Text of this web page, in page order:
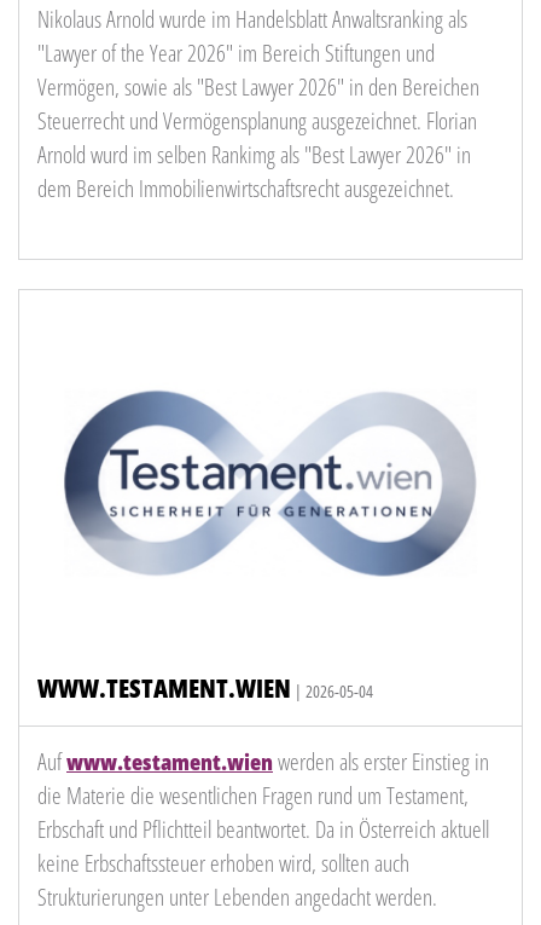
Nikolaus Arnold wurde im Handelsblatt Anwaltsranking als
"Lawyer of the Year 2026" im Bereich Stiftungen und
Vermögen, sowie als "Best Lawyer 2026" in den Bereichen
Steuerrecht und Vermögensplanung ausgezeichnet. Florian
Arnold wurd im selben Rankimg als "Best Lawyer 2026" in
dem Bereich Immobilienwirtschaftsrecht ausgezeichnet.
WWW.TESTAMENT.WIEN | 2026-05-04
Aufwww.testament.wienwerden als erster Einstieg in
die Materie die wesentlichen Fragen rund um Testament,
Erbschaft und Pflichtteil beantwortet. Da in Österreich aktuell
keine Erbschaftssteuer erhoben wird, sollten auch
Strukturierungen unter Lebenden angedacht werden.